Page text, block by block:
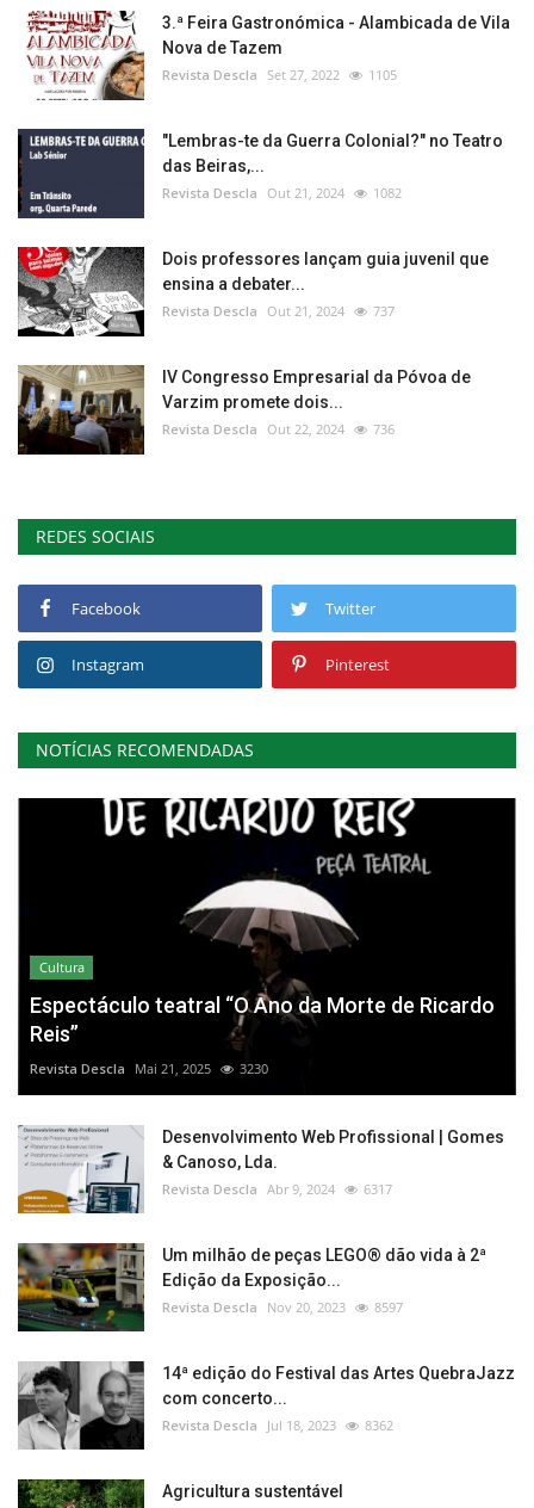
3.ª Feira Gastronómica - Alambicada de Vila
Nova de Tazem
Revista Descla Set 27, 2022 1105
"Lembras-te da Guerra Colonial?" no Teatro
das Beiras,...
Revista Descla Out 21, 2024 1082
Dois professores lançam guia juvenil que
ensina a debater...
Revista Descla Out 21, 2024 737
IV Congresso Empresarial da Póvoa de
Varzim promete dois...
Revista Descla Out 22, 2024 736
REDES SOCIAIS
Facebook Twitter
Instagram Pinterest
NOTÍCIAS RECOMENDADAS
Cultura
Espectáculo teatral “O Ano da Morte de Ricardo
Reis”
Revista Descla Mai 21, 2025 3230
Desenvolvimento Web Profissional | Gomes
& Canoso, Lda.
Revista Descla Abr 9, 2024 6317
Um milhão de peças LEGO® dão vida à 2ª
Edição da Exposição...
Revista Descla Nov 20, 2023 8597
14ª edição do Festival das Artes QuebraJazz
com concerto...
Revista Descla Jul 18, 2023 8362
Agricultura sustentável